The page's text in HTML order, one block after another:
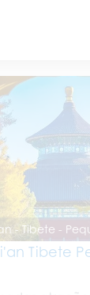
- Tibete -
Tibete